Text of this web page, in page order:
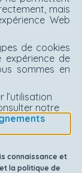
mais
Web
de cookies
expérience de
sommes en
l’utilisation
notre
connaissance et
la politique de